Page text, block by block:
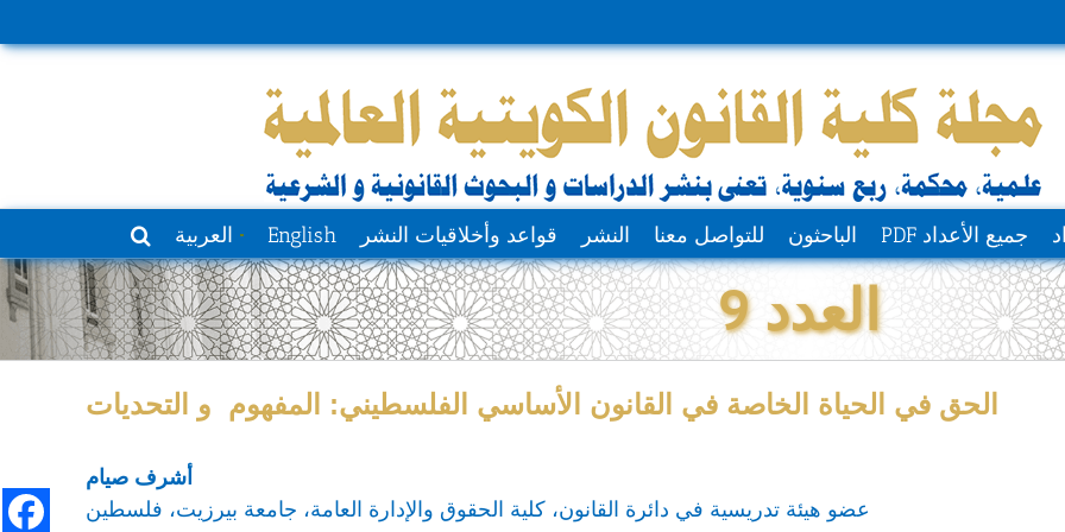
جميع الأعداد PDF الباحثون للتواصل معنا النشر قواعد وأخلاقيات النشر English العربية
العدد 9
الحق في الحياة الخاصة في القانون الأساسي الفلسطيني: المفهوم و التحديات
أشرف صيام
عضو هيئة تدريسية في دائرة القانون، كلية الحقوق والإدارة العامة، جامعة بيرزيت، فلسطين